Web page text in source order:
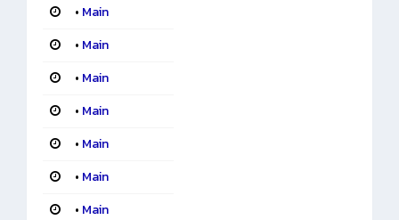
• Main
• Main
• Main
• Main
• Main
• Main
• Main